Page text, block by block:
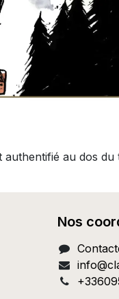
au dos
Nos
info@c